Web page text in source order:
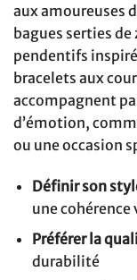
aux amoureuses
bagues serties
pendentifs
bracelets aux
accompagnent
d’émotion,
ou une occasion
Définir son
une cohérence
Préférer la
durabilité